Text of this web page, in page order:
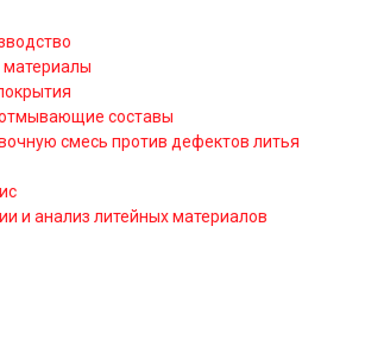
материалы
составы
смесь против дефектов литья
и анализ литейных материалов